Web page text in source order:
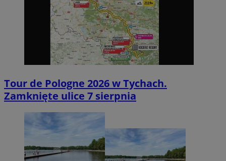
Tour de Pologne 2026 w Tychach.
Zamknięte ulice 7 sierpnia